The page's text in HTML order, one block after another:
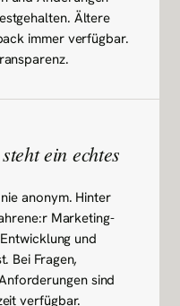
Ältere
immer verfügbar.
ein echtes
anonym. Hinter
Marketing-
und
Bei Fragen,
sind
verfügbar.